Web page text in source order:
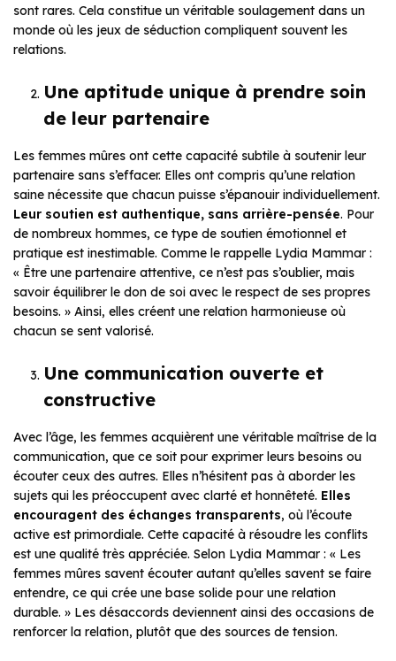
sont rares. Cela constitue un véritable soulagement dans un
monde où les jeux de séduction compliquent souvent les
relations.
Une aptitude unique à prendre soin
de leur partenaire
Les femmes mûres ont cette capacité subtile à soutenir leur
partenaire sans s’effacer. Elles ont compris qu’une relation
saine nécessite que chacun puisse s’épanouir individuellement.
Leur soutien est authentique, sans arrière-pensée. Pour
de nombreux hommes, ce type de soutien émotionnel et
pratique est inestimable. Comme le rappelle Lydia Mammar :
« Être une partenaire attentive, ce n’est pas s’oublier, mais
savoir équilibrer le don de soi avec le respect de ses propres
besoins. » Ainsi, elles créent une relation harmonieuse où
chacun se sent valorisé.
Une communication ouverte et
constructive
Avec l’âge, les femmes acquièrent une véritable maîtrise de la
communication, que ce soit pour exprimer leurs besoins ou
écouter ceux des autres. Elles n’hésitent pas à aborder les
sujets qui les préoccupent avec clarté et honnêteté. Elles
encouragent des échanges transparents, où l’écoute
active est primordiale. Cette capacité à résoudre les conflits
est une qualité très appréciée. Selon Lydia Mammar : « Les
femmes mûres savent écouter autant qu’elles savent se faire
entendre, ce qui crée une base solide pour une relation
durable. » Les désaccords deviennent ainsi des occasions de
renforcer la relation, plutôt que des sources de tension.